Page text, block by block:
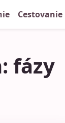
Cestovanie
fázy